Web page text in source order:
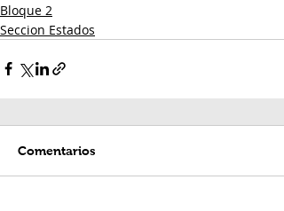
Bloque 2
Seccion Estados
Comentarios